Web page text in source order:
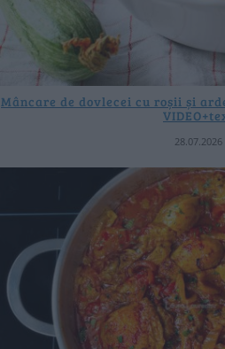
Mâncare de dovlecei cu roșii și
28.07.2026